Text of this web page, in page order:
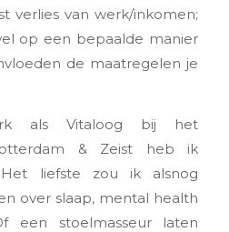
verlies van werk/inkomen;
op een bepaalde manier
de maatregelen je
als Vitaloog bij het
& Zeist heb ik
liefste zou ik alsnog
over slaap, mental health
een stoelmasseur laten